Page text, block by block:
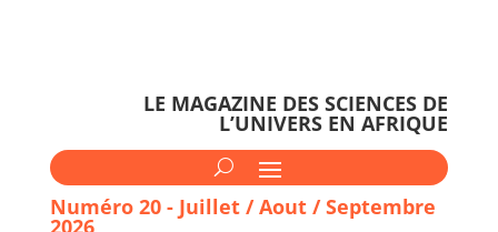
LE MAGAZINE DES SCIENCES DE
L’UNIVERS EN AFRIQUE
Numéro 20 - Juillet / Aout / Septembre
2026